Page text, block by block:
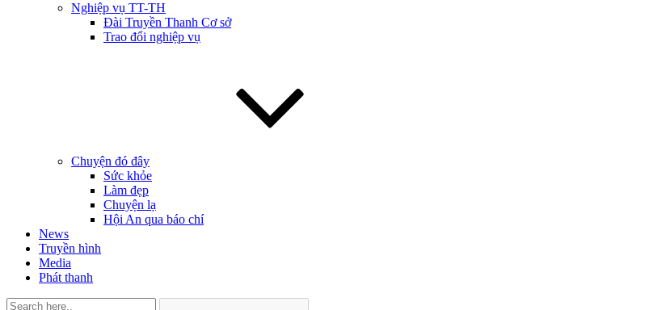
Nghiệp vụ TT-TH
Đài Truyền Thanh Cơ sở
Trao đổi nghiệp vụ
Chuyện đó đây
Sức khỏe
Làm đẹp
Chuyện lạ
Hội An qua báo chí
News
Truyền hình
Media
Phát thanh